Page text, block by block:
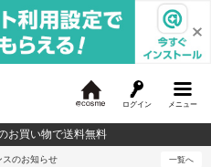
メニュー
ログイン
c
o
お買い物で送料無料
スのお知らせ 一覧へ